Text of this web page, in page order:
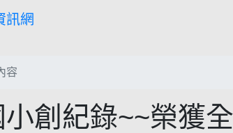
訊網
容
創紀錄~~榮獲